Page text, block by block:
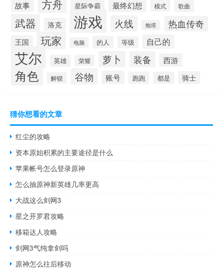
故事 方舟 星际争霸 最终幻想 模式 歌曲
武器 洛克 游戏 火线 炮塔 热血传奇
王国 玩家 电脑 的人 等级 自己的
艾尔 英雄 荣耀 萝卜 装备 西游
角色 解锁 谷物 账号 跑跑 都是 骑士
猜你想看的文章
红尘的攻略
资本原始积累的主要途径是什么
苹果帐号怎么登录原神
怎么抽原神新英雄几率更高
大战这么剑网3
星之开罗君攻略
移箱达人攻略
剑网3气纯拿剑吗
原神怎么往后移动